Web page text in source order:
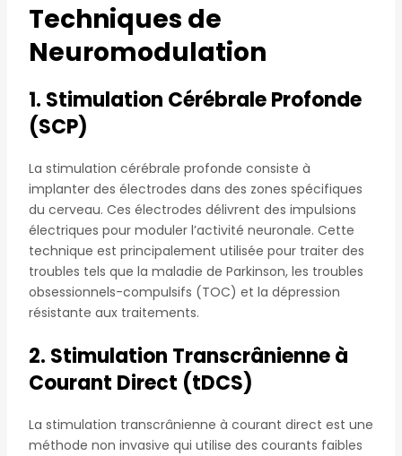
Techniques de
Neuromodulation
1. Stimulation Cérébrale Profonde
(SCP)
La stimulation cérébrale profonde consiste à
implanter des électrodes dans des zones spécifiques
du cerveau. Ces électrodes délivrent des impulsions
électriques pour moduler l’activité neuronale. Cette
technique est principalement utilisée pour traiter des
troubles tels que la maladie de Parkinson, les troubles
obsessionnels-compulsifs (TOC) et la dépression
résistante aux traitements.
2. Stimulation Transcrânienne à
Courant Direct (tDCS)
La stimulation transcrânienne à courant direct est une
méthode non invasive qui utilise des courants faibles